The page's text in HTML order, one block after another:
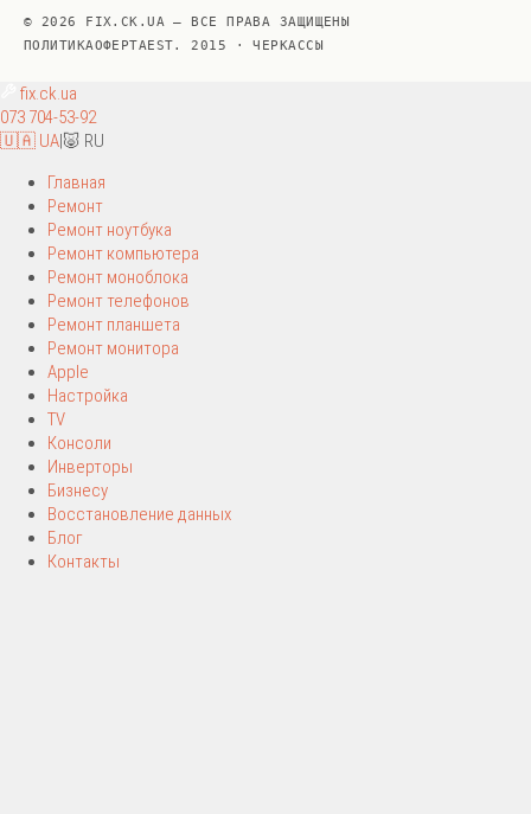
© 2026 FIX.CK.UA — ВСЕ ПРАВА ЗАЩИЩЕНЫ
ПОЛИТИКАОФЕРТАEST. 2015 · ЧЕРКАССЫ
fix.ck.ua
073 704-53-92
🇺🇦 UA|🐷 RU
Главная
Ремонт
Ремонт ноутбука
Ремонт компьютера
Ремонт моноблока
Ремонт телефонов
Ремонт планшета
Ремонт монитора
Apple
Настройка
TV
Консоли
Инверторы
Бизнесу
Восстановление данных
Блог
Контакты